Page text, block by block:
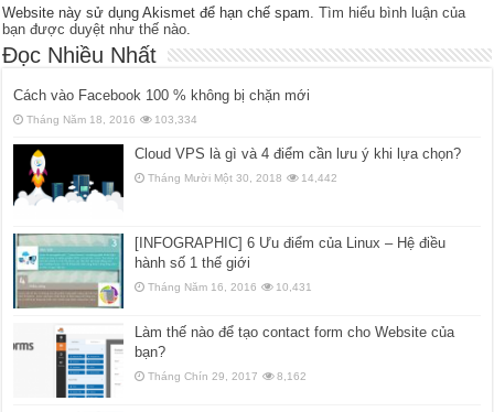
Website này sử dụng Akismet để hạn chế spam.Tìm hiểu bình luận của
bạn được duyệt như thế nào
Đọc Nhiều Nhất
Cách vào Facebook 100 % không bị chặn mới
Tháng Năm 18, 2016 103,334
Cloud VPS là gì và 4 điểm cần lưu ý khi lựa chọn?
Tháng Mười Một 30, 2018 14,442
[INFOGRAPHIC] 6 Ưu điểm của Linux – Hệ điều
hành số 1 thế giới
Tháng Năm 16, 2016 10,431
Làm thế nào để tạo contact form cho Website của
bạn?
Tháng Chín 29, 2017 8,162